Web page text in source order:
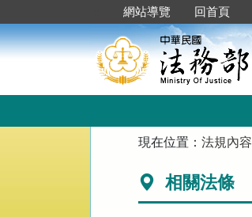
到
主
要
網站導覽 回首頁
現在位置：法規內容
相關法條